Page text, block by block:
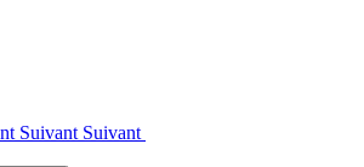
Suivant Suivant